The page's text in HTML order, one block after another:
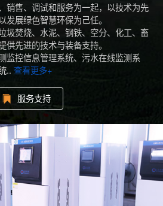
销售、调试和服务为一起，以技术为先
展绿色智慧环保为己任。
圾焚烧、水泥、钢铁、空分、化工、畜
先进的技术与装备支持。
监控信息管理系统、污水在线监测系
.. 查看更多+
服务支持